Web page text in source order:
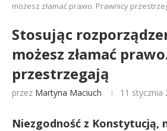
możesz złamać prawo. Prawnicy
Stosując
możesz złamać
przestrzegają
przez Martyna Maciuch 11 stycznia
Niezgodność z Konstytucją,